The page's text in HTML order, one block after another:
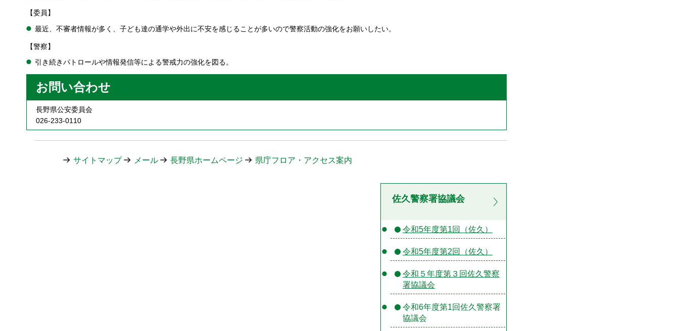
【委員】
最近、不審者情報が多く、子ども達の通学や外出に不安を感じることが多いので警察活動の強化をお願いしたい。
【警察】
引き続きパトロールや情報発信等による警戒力の強化を図る。
お問い合わせ
長野県公安委員会
026-233-0110
佐久警察署協議会
令和5年度第1回（佐久）
令和5年度第2回（佐久）
令和５年度第３回佐久警察
署協議会
令和6年度第1回佐久警察署
協議会
サイトマップ メール 長野県ホームページ 県庁フロア・アクセス案内